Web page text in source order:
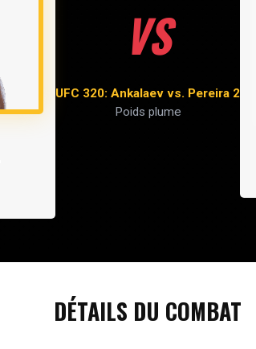
VS
UFC 320: Ankalaev vs. Pereira 2
Poids plume
DÉTAILS DU COMBAT